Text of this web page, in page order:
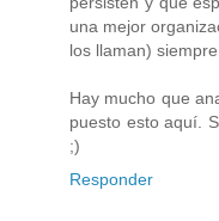
una mejor
los llaman) siempre
Hay mucho que
puesto esto aquí.
;)
Responder